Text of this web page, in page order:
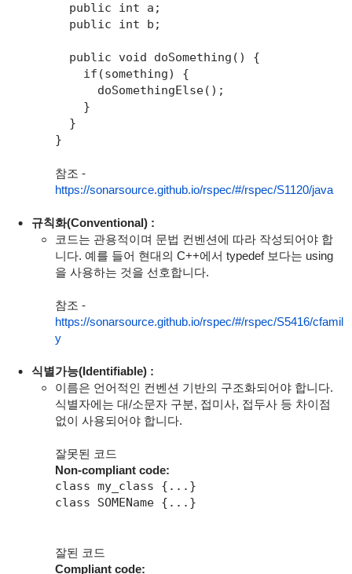
  public int a;
  public int b;
  public void doSomething() {
    if(something) {
      doSomethingElse();
    }
  }
}
참조 -
https://sonarsource.github.io/rspec/#/rspec/S1120/java
규칙화(Conventional) :
코드는 관용적이며 문법 컨벤션에 따라 작성되어야 합
니다. 예를 들어 현대의 C++에서 typedef 보다는 using
을 사용하는 것을 선호합니다.
참조 -
https://sonarsource.github.io/rspec/#/rspec/S5416/cfamil
y
식별가능(Identifiable) :
이름은 언어적인 컨벤션 기반의 구조화되어야 합니다.
식별자에는 대/소문자 구분, 접미사, 접두사 등 차이점
없이 사용되어야 합니다.
잘못된 코드
Non-compliant code:
class my_class {...}
class SOMEName {...}
잘된 코드
Compliant code: